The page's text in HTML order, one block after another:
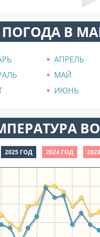
ПОГОДА В
АПРЕЛЬ
МАЙ
ИЮНЬ
2025 ГОД 2024 ГОД